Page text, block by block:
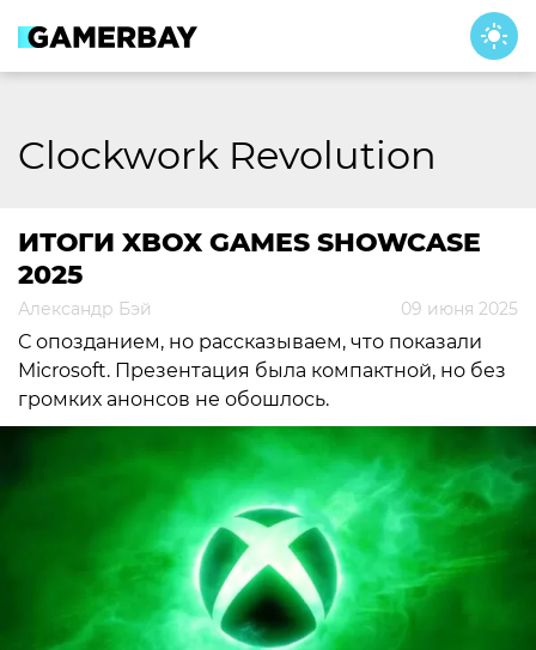
content
Clockwork Revolution
ИТОГИ XBOX GAMES SHOWCASE
2025
Александр Бэй 09 июня 2025
С опозданием, но рассказываем, что показали
Microsoft. Презентация была компактной, но без
громких анонсов не обошлось.